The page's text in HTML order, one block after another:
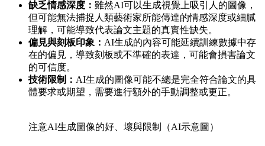
缺乏情感深度： 雖然AI可以生成視覺上吸引人的圖像，
但可能無法捕捉人類藝術家所能傳達的情感深度或細膩
理解，可能導致代表論文主題的真實性缺失。
偏見與刻板印象： AI生成的內容可能延續訓練數據中存
在的偏見，導致刻板或不準確的表達，可能會損害論文
的可信度。
技術限制： AI生成的圖像可能不總是完全符合論文的具
體要求或期望，需要進行額外的手動調整或更正。
注意AI生成圖像的好、壞與限制（AI示意圖）